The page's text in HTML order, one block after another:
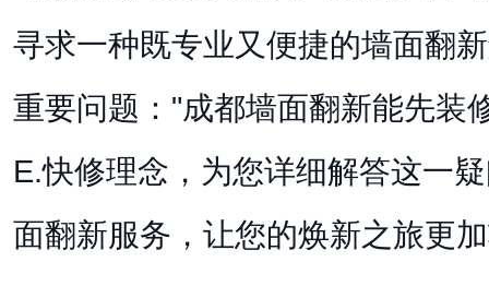
寻求一种既专业又便捷的墙面翻
重要问题："成都墙面翻新能先装
E.快修理念，为您详细解答这一
面翻新服务，让您的焕新之旅更